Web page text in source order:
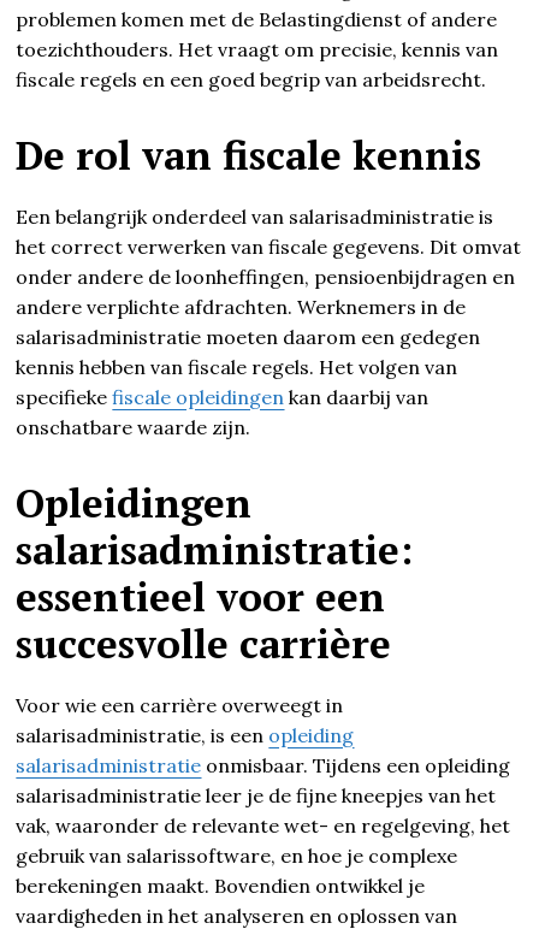
problemen komen met de Belastingdienst of andere
toezichthouders. Het vraagt om precisie, kennis van
fiscale regels en een goed begrip van arbeidsrecht.
De rol van fiscale kennis
Een belangrijk onderdeel van salarisadministratie is
het correct verwerken van fiscale gegevens. Dit omvat
onder andere de loonheffingen, pensioenbijdragen en
andere verplichte afdrachten. Werknemers in de
salarisadministratie moeten daarom een gedegen
kennis hebben van fiscale regels. Het volgen van
specifiekefiscale opleidingen kan daarbij van
onschatbare waarde zijn.
Opleidingen
salarisadministratie:
essentieel voor een
succesvolle carrière
Voor wie een carrière overweegt in
salarisadministratie, is een opleiding
salarisadministratie onmisbaar. Tijdens een opleiding
salarisadministratie leer je de fijne kneepjes van het
vak, waaronder de relevante wet- en regelgeving, het
gebruik van salarissoftware, en hoe je complexe
berekeningen maakt. Bovendien ontwikkel je
vaardigheden in het analyseren en oplossen van